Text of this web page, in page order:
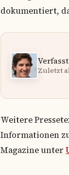
dokumentiert,
Zuletzt
Weitere
Informationen
Magazine unter